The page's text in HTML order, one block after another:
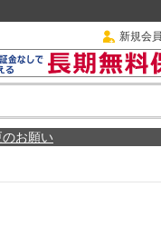
新規会
お願い